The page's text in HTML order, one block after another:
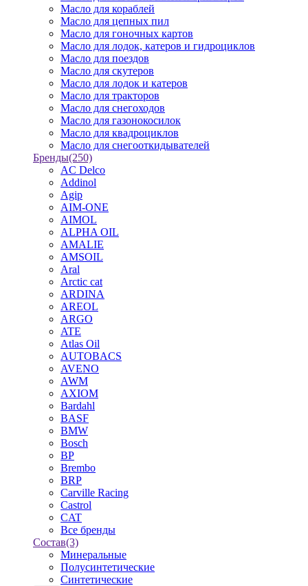
Масло для кораблей
Масло для цепных пил
Масло для гоночных картов
Масло для лодок, катеров и гидроциклов
Масло для поездов
Масло для скутеров
Масло для лодок и катеров
Масло для тракторов
Масло для снегоходов
Масло для газонокосилок
Масло для квадроциклов
Масло для снегооткидывателей
Бренды(250)
AC Delco
Addinol
Agip
AIM-ONE
AIMOL
ALPHA OIL
AMALIE
AMSOIL
Aral
Arctic cat
ARDINA
AREOL
ARGO
ATE
Atlas Oil
AUTOBACS
AVENO
AWM
AXIOM
Bardahl
BASF
BMW
Bosch
BP
Brembo
BRP
Carville Racing
Castrol
CAT
Все бренды
Состав(3)
Минеральные
Полусинтетические
Синтетические